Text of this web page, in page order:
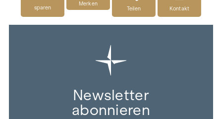
sparen
Merken
Teilen
Kontakt
Newsletter
abonnieren